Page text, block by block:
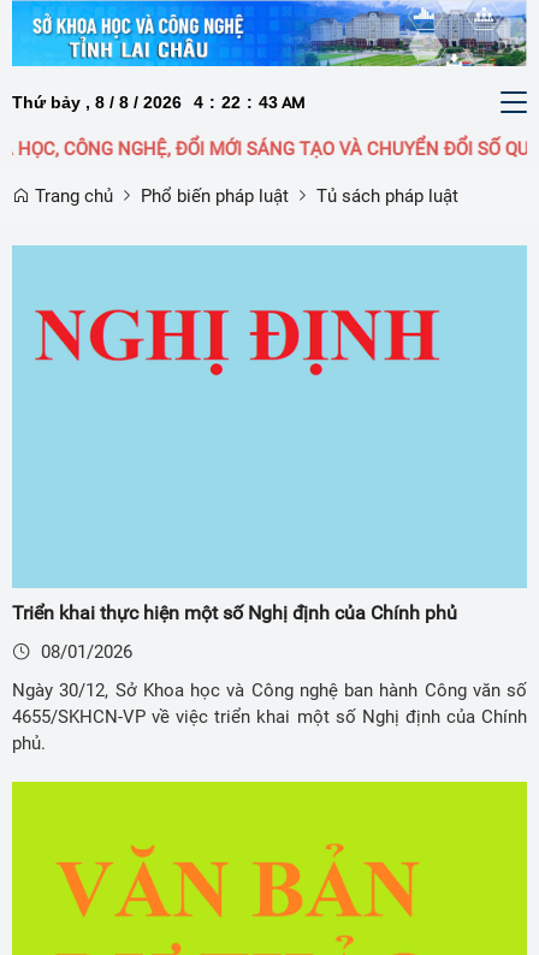
Thứ bảy , 8 / 8 / 2026 4 : 22 : 43 AM
CÔNG NGHỆ, ĐỔI MỚI SÁNG TẠO VÀ CHUYỂN ĐỔI SỐ
Trang chủ Phổ biến pháp luật Tủ sách pháp luật
Triển khai thực hiện một số Nghị định của Chính phủ
08/01/2026
Ngày 30/12, Sở Khoa học và Công nghệ ban hành Công văn số
4655/SKHCN-VP về việc triển khai một số Nghị định của Chính
phủ.